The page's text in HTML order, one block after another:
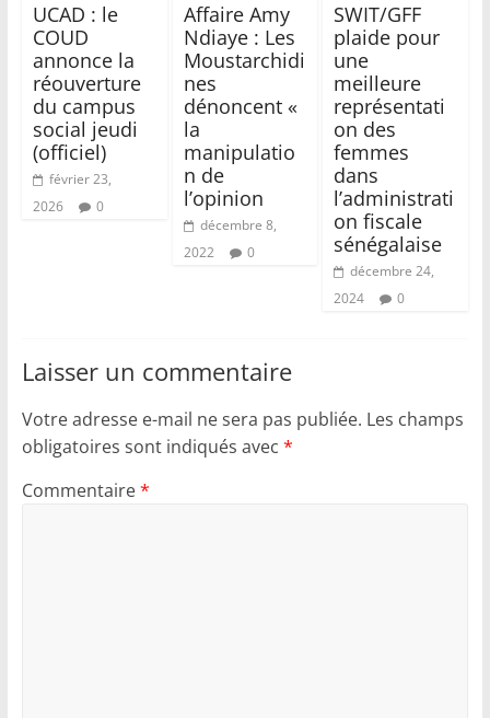
UCAD : le
COUD
annonce la
réouverture
du campus
social jeudi
(officiel)
février 23,
2026
0
Affaire Amy
Ndiaye : Les
Moustarchidi
nes
dénoncent «
la
manipulatio
n de
l’opinion
décembre 8,
2022
0
SWIT/GFF
plaide pour
une
meilleure
représentati
on des
femmes
dans
l’administrati
on fiscale
sénégalaise
décembre 24,
2024
0
Laisser un commentaire
Votre adresse e-mail ne sera pas publiée. Les champs
obligatoires sont indiqués avec *
Commentaire*